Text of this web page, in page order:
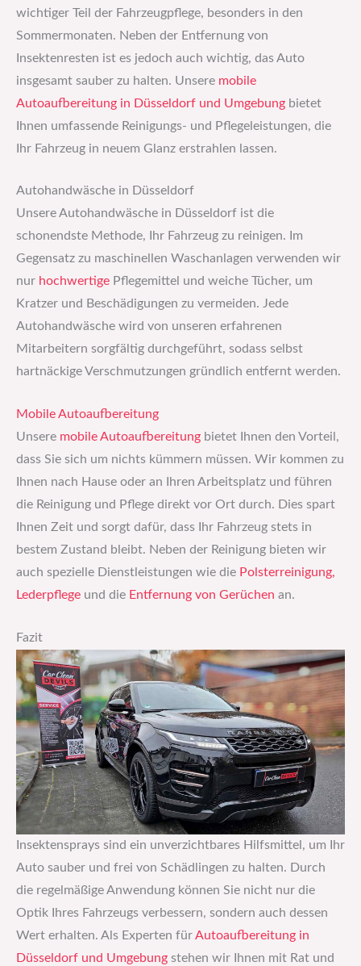
wichtiger Teil der Fahrzeugpflege, besonders in den
Sommermonaten. Neben der Entfernung von
Insektenresten ist es jedoch auch wichtig, das Auto
insgesamt sauber zu halten. Unsere mobile
Autoaufbereitung in Düsseldorf und Umgebung bietet
Ihnen umfassende Reinigungs- und Pflegeleistungen, die
Ihr Fahrzeug in neuem Glanz erstrahlen lassen.
Autohandwäsche in Düsseldorf
Unsere Autohandwäsche in Düsseldorf ist die
schonendste Methode, Ihr Fahrzeug zu reinigen. Im
Gegensatz zu maschinellen Waschanlagen verwenden wir
nur hochwertige Pflegemittel und weiche Tücher, um
Kratzer und Beschädigungen zu vermeiden. Jede
Autohandwäsche wird von unseren erfahrenen
Mitarbeitern sorgfältig durchgeführt, sodass selbst
hartnäckige Verschmutzungen gründlich entfernt werden.
Mobile Autoaufbereitung
Unsere mobile Autoaufbereitung bietet Ihnen den Vorteil,
dass Sie sich um nichts kümmern müssen. Wir kommen zu
Ihnen nach Hause oder an Ihren Arbeitsplatz und führen
die Reinigung und Pflege direkt vor Ort durch. Dies spart
Ihnen Zeit und sorgt dafür, dass Ihr Fahrzeug stets in
bestem Zustand bleibt. Neben der Reinigung bieten wir
auch spezielle Dienstleistungen wie die Polsterreinigung,
Lederpflege und die Entfernung von Gerüchen an.
Fazit
Insektensprays sind ein unverzichtbares Hilfsmittel, um Ihr
Auto sauber und frei von Schädlingen zu halten. Durch
die regelmäßige Anwendung können Sie nicht nur die
Optik Ihres Fahrzeugs verbessern, sondern auch dessen
Wert erhalten. Als Experten für Autoaufbereitung in
Düsseldorf und Umgebung stehen wir Ihnen mit Rat und